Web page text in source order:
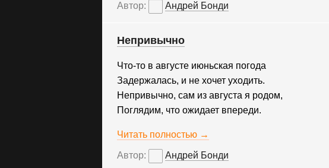
Автор: Андрей Бонди
Непривычно
Что-то в августе июньская погода
Задержалась, и не хочет уходить.
Непривычно, сам из августа я родом,
Поглядим, что ожидает впереди.
Читать полностью →
Автор: Андрей Бонди